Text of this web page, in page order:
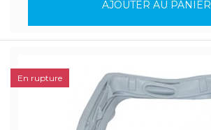
AJOUTER AU PANIER
En rupture